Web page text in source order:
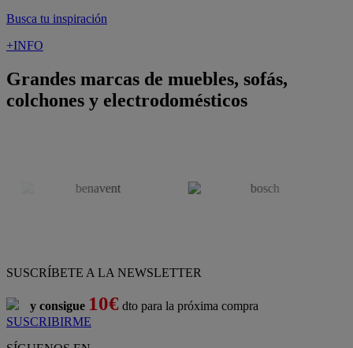
Busca tu inspiración
+INFO
Grandes marcas de muebles, sofás,
colchones y electrodomésticos
SUSCRÍBETE A LA NEWSLETTER
y consigue 10€ dto para la próxima compra
SUSCRIBIRME